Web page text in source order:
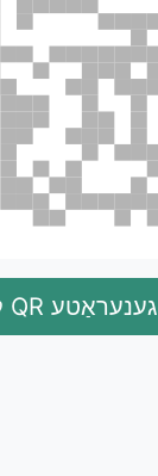
גענעראַטע QR קאָד